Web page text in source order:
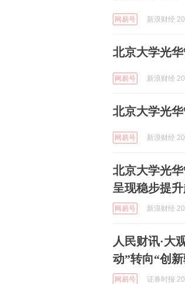
网易号 新浪财经
北京大学光
网易号 新浪财经
北京大学光
网易号 新浪财经
北京大学光
呈现稳步提
网易号 新浪财经
人民财讯·大
动”转向“创
网易号 证券时报